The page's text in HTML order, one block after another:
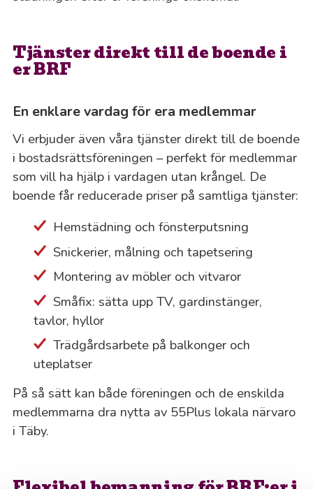
Tjänster direkt till de boende i
er BRF
En enklare vardag för era medlemmar
Vi erbjuder även våra tjänster direkt till de boende
i bostadsrättsföreningen – perfekt för medlemmar
som vill ha hjälp i vardagen utan krångel. De
boende får reducerade priser på samtliga tjänster:
Hemstädning och fönsterputsning
Snickerier, målning och tapetsering
Montering av möbler och vitvaror
Småfix: sätta upp TV, gardinstänger,
tavlor, hyllor
Trädgårdsarbete på balkonger och
uteplatser
På så sätt kan både föreningen och de enskilda
medlemmarna dra nytta av 55Plus lokala närvaro
i Täby.